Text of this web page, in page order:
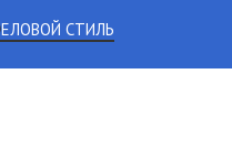
DЕЛОВОЙ СТИЛЬ